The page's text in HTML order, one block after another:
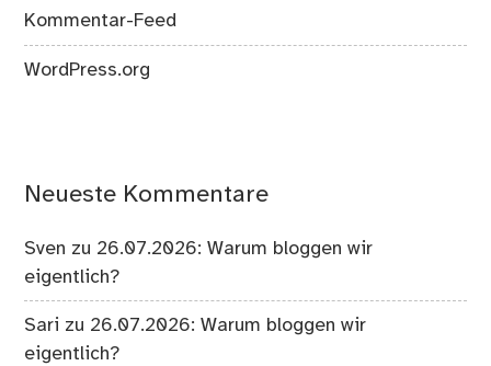
Kommentar-Feed
WordPress.org
Neueste Kommentare
Sven zu 26.07.2026: Warum bloggen wir
eigentlich?
Sari zu 26.07.2026: Warum bloggen wir
eigentlich?